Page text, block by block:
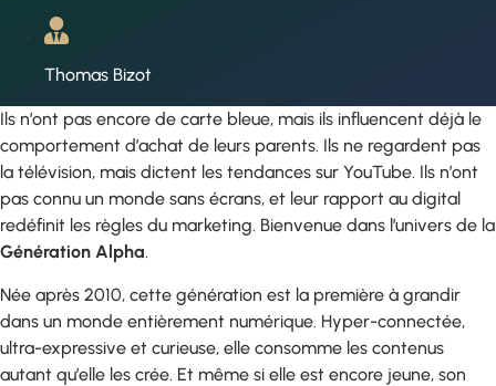
Thomas Bizot
Ils n’ont pas encore de carte bleue, mais ils influencent déjà le
comportement d’achat de leurs parents. Ils ne regardent pas
la télévision, mais dictent les tendances sur YouTube. Ils n’ont
pas connu un monde sans écrans, et leur rapport au digital
redéfinit les règles du marketing. Bienvenue dans l’univers de la
Génération Alpha.
Née après 2010, cette génération est la première à grandir
dans un monde entièrement numérique. Hyper-connectée,
ultra-expressive et curieuse, elle consomme les contenus
autant qu’elle les crée. Et même si elle est encore jeune, son